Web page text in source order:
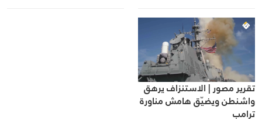
تقرير مصور | الاستنزاف يرهق
واشنطن ويضيّق هامش مناورة
ترامب